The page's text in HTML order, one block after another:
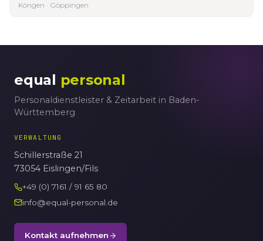
Köngen · Göppingen
equal personal
Personaldienstleister & Zeitarbeit in Baden-
Württemberg
VERWALTUNG
Schillerstraße 21
73054 Eislingen/Fils
+49 (0) 7161 / 91 65 80
info@equal-personal.de
Kontakt aufnehmen